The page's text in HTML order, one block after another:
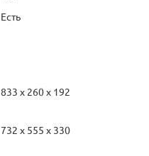
Есть
833 х 260 х 192
732 х 555 х 330